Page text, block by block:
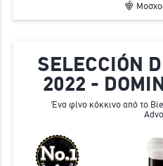
SELECCIÓN
2022 -
Ένα φίνο κόκκινο από το